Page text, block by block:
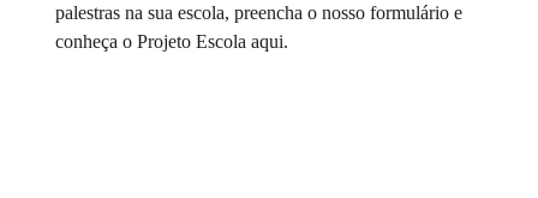
palestras na sua escola, preencha o nosso formulário e
conheça o Projeto Escola aqui.